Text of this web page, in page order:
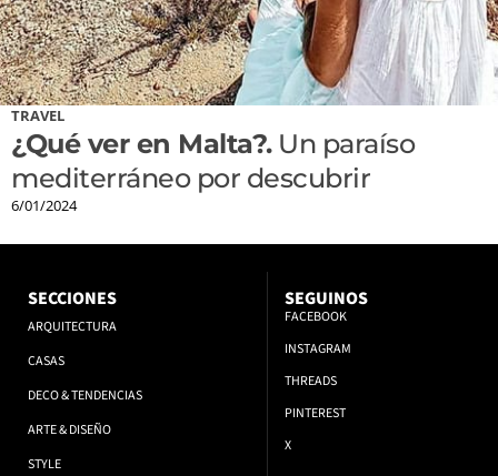
TRAVEL
¿Qué ver en Malta?.Un paraíso
mediterráneo por descubrir
6/01/2024
SECCIONES
ARQUITECTURA
CASAS
DECO & TENDENCIAS
ARTE & DISEÑO
STYLE
SEGUINOS
FACEBOOK
INSTAGRAM
THREADS
PINTEREST
X